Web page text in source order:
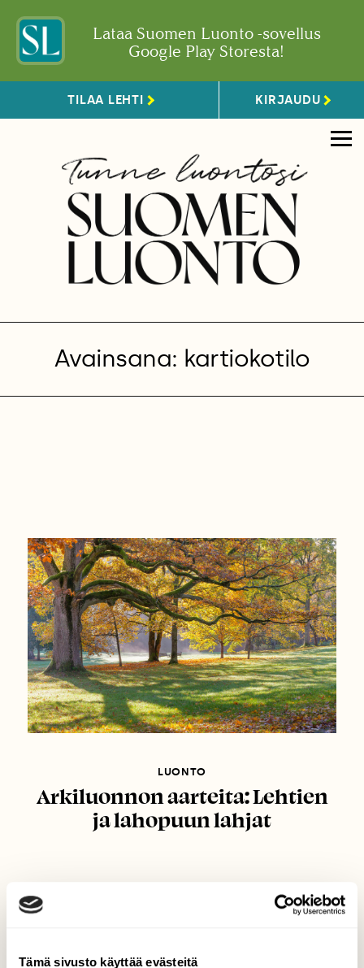
Tämä sivusto käyttää evästeitä
Lataa Suomen Luonto -sovellus
Google Play Storesta!
TILAA LEHTI KIRJAUDU
Avainsana: kartiokotilo
LUONTO
Arkiluonnon aarteita: Lehtien
ja lahopuun lahjat